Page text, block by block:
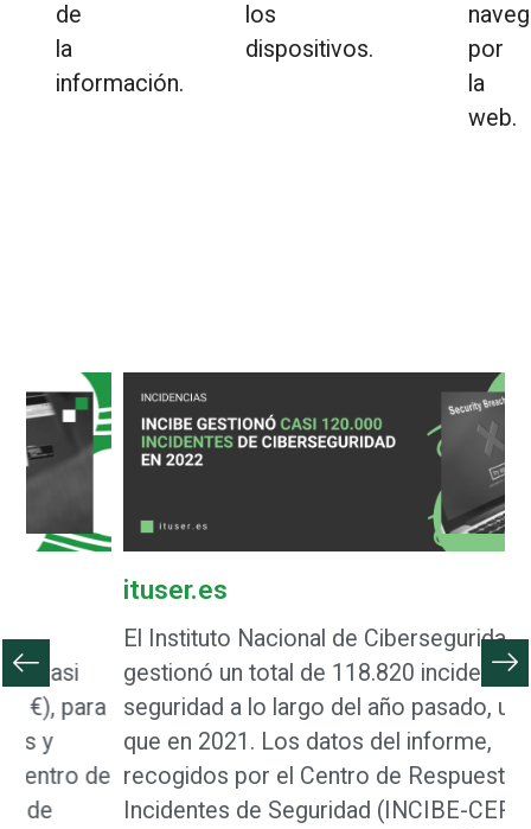
de
la
información.
los
dispositivos.
por
la
web.
ituser.es
El Instituto Nacional de Ciberseguridad
gestionó un total de 118.820 incidencias de
seguridad a lo largo del año pasado, un 9%
que en 2021. Los datos del informe,
recogidos por el Centro de Respuesta a
Incidentes de Seguridad (INCIBE-CERT),